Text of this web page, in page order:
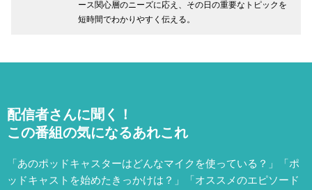
ース関心層のニーズに応え、その日の重要なトピックを
短時間でわかりやすく伝える。
配信者さんに聞く！
この番組の気になるあれこれ
「あのポッドキャスターはどんなマイクを使っている？」「ポ
ッドキャストを始めたきっかけは？」「オススメのエピソード